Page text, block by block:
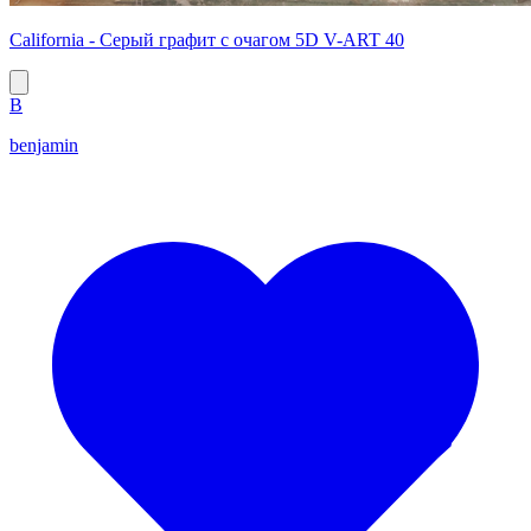
California - Серый графит с очагом 5D V-ART 40
B
benjamin